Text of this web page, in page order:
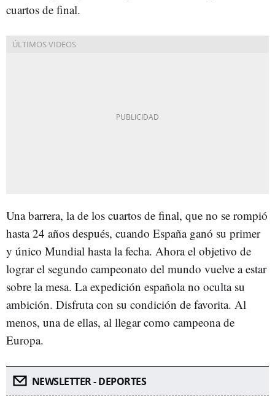
cuartos de final.
Una barrera, la de los cuartos de final, que no se rompió
hasta 24 años después, cuando España ganó su primer
y único Mundial hasta la fecha. Ahora el objetivo de
lograr el segundo campeonato del mundo vuelve a estar
sobre la mesa. La expedición española no oculta su
ambición. Disfruta con su condición de favorita. Al
menos, una de ellas, al llegar como campeona de
Europa.
NEWSLETTER - DEPORTES